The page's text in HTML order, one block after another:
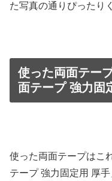
た写真の通りぴったり
使った両面テー
面テープ 強力固
使った両面テープはこ
テープ 強力固定用 厚手